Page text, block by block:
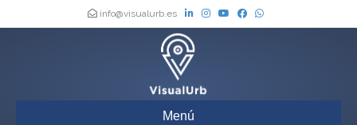
info@visualurb.es
Menú